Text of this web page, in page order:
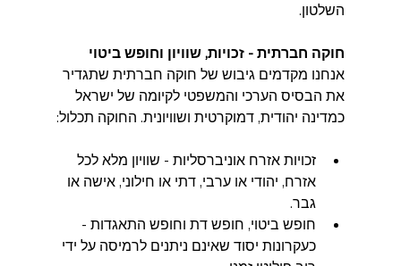
השלטון.
חוקה חברתית - זכויות, שוויון וחופש ביטוי
אנחנו מקדמים גיבוש של חוקה חברתית שתגדיר
את הבסיס הערכי והמשפטי לקיומה של ישראל
כמדינה יהודית, דמוקרטית ושוויונית. החוקה תכלול:
זכויות אזרח אוניברסליות - שוויון מלא לכל
אזרח, יהודי או ערבי, דתי או חילוני, אישה או
גבר.
חופש ביטוי, חופש דת וחופש התאגדות -
כעקרונות יסוד שאינם ניתנים לרמיסה על ידי